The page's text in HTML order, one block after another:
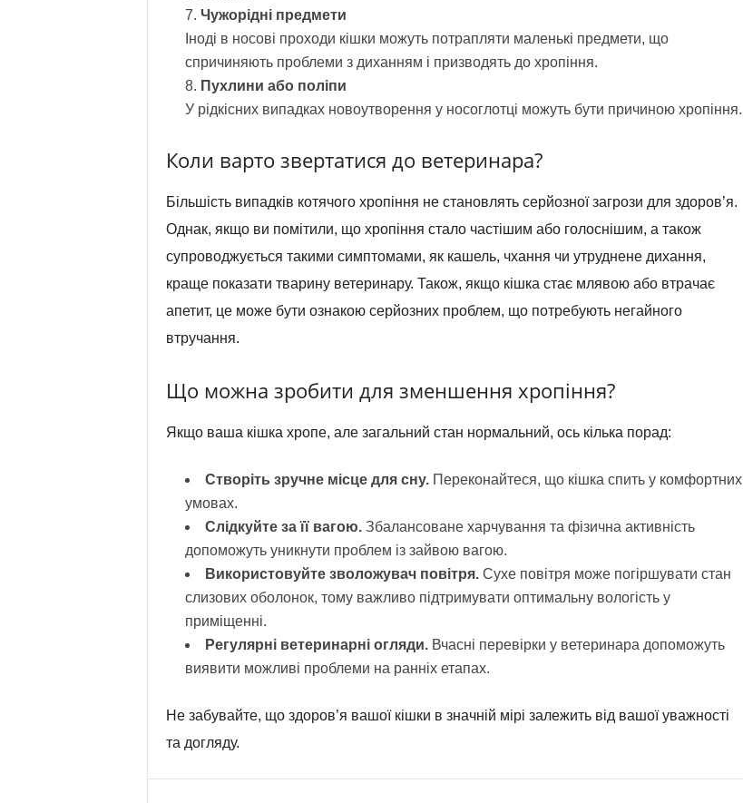
Чужорідні предмети
Іноді в носові проходи кішки можуть потрапляти маленькі предмети, що
спричиняють проблеми з диханням і призводять до хропіння.
Пухлини або поліпи
У рідкісних випадках новоутворення у носоглотці можуть бути причиною хропіння.
Коли варто звертатися до ветеринара?
Більшість випадків котячого хропіння не становлять серйозної загрози для здоров’я.
Однак, якщо ви помітили, що хропіння стало частішим або голоснішим, а також
супроводжується такими симптомами, як кашель, чхання чи утруднене дихання,
краще показати тварину ветеринару. Також, якщо кішка стає млявою або втрачає
апетит, це може бути ознакою серйозних проблем, що потребують негайного
втручання.
Що можна зробити для зменшення хропіння?
Якщо ваша кішка хропе, але загальний стан нормальний, ось кілька порад:
Створіть зручне місце для сну.Переконайтеся, що кішка спить у комфортних
умовах.
Слідкуйте за її вагою.Збалансоване харчування та фізична активність
допоможуть уникнути проблем із зайвою вагою.
Використовуйте зволожувач повітря.Сухе повітря може погіршувати стан
слизових оболонок, тому важливо підтримувати оптимальну вологість у
приміщенні.
Регулярні ветеринарні огляди.Вчасні перевірки у ветеринара допоможуть
виявити можливі проблеми на ранніх етапах.
Не забувайте, що здоров’я вашої кішки в значній мірі залежить від вашої уважності
та догляду.